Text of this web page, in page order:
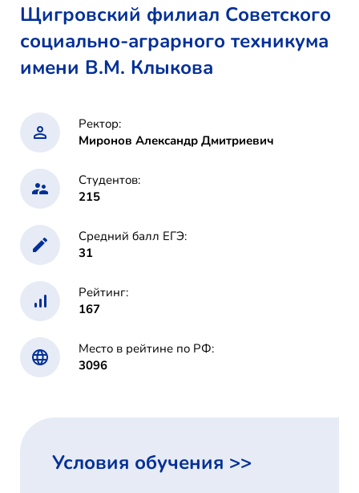
Щигровский филиал Советского
социально-аграрного техникума
имени В.М. Клыкова
Ректор:
Миронов Александр Дмитриевич
Студентов:
215
Средний балл ЕГЭ:
31
Рейтинг:
167
Место в рейтине по РФ:
3096
Условия обучения >>